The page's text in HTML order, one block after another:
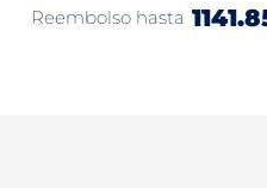
Reembolso hasta